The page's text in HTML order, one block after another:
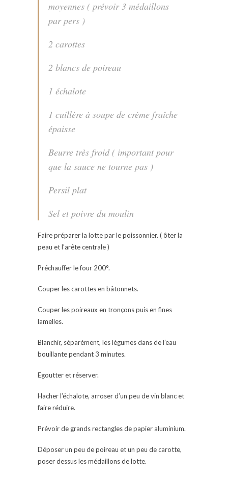
moyennes ( prévoir 3 médaillons
par pers )
2 carottes
2 blancs de poireau
1 échalote
1 cuillère à soupe de crème fraîche
épaisse
Beurre très froid ( important pour
que la sauce ne tourne pas )
Persil plat
Sel et poivre du moulin
Faire préparer la lotte par le poissonnier. ( ôter la
peau et l’arête centrale )
Préchauffer le four 200°.
Couper les carottes en bâtonnets.
Couper les poireaux en tronçons puis en fines
lamelles.
Blanchir, séparément, les légumes dans de l’eau
bouillante pendant 3 minutes.
Egoutter et réserver.
Hacher l’échalote, arroser d’un peu de vin blanc et
faire réduire.
Prévoir de grands rectangles de papier aluminium.
Déposer un peu de poireau et un peu de carotte,
poser dessus les médaillons de lotte.